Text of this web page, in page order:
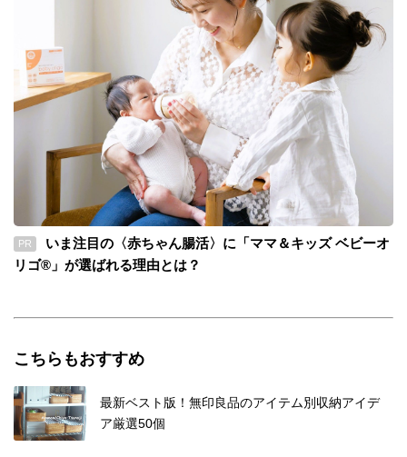
PR
いま注目の〈赤ちゃん腸活〉に「ママ＆キッズ ベビーオ
リゴ®」が選ばれる理由とは？
こちらもおすすめ
最新ベスト版！無印良品のアイテム別収納アイデ
ア厳選50個